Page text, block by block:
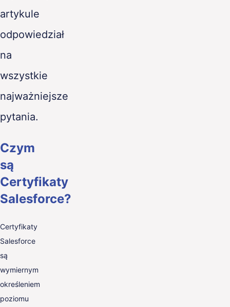
artykule
odpowiedział
na
wszystkie
najważniejsze
pytania.
Czym
są
Certyfikaty
Salesforce?
Certyfikaty
Salesforce
są
wymiernym
określeniem
poziomu